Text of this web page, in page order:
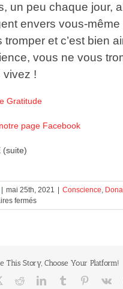
un peu chaque jour,
envers vous-même
et c’est bien
vous ne vous
vivez !
Gratitude
page Facebook
(suite)
mai 25th, 2021 Conscience,
ferméssur
MISSION
This Story, Choose Your Platform!
RedditLinkedInTumblr Pinterest
Vk